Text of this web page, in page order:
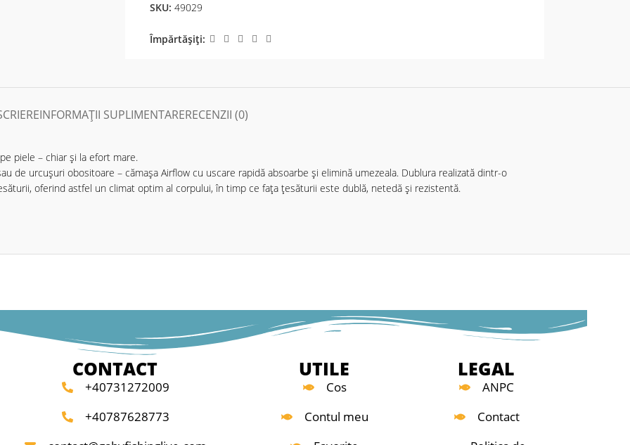
SKU: 49029
Împărtășiți:
INFORMAȚII SUPLIMENTARERECENZII (0)
piele – chiar și la efort mare.
de urcușuri obositoare – cămașa Airflow cu uscare rapidă absoarbe și elimină umezeala. Dublura realizată dintr-o
oferind astfel un climat optim al corpului, în timp ce fața țesăturii este dublă, netedă și rezistentă.
CONTACT
+40731272009
+40787628773
UTILE
Cos
Contul meu
LEGAL
ANPC
Contact